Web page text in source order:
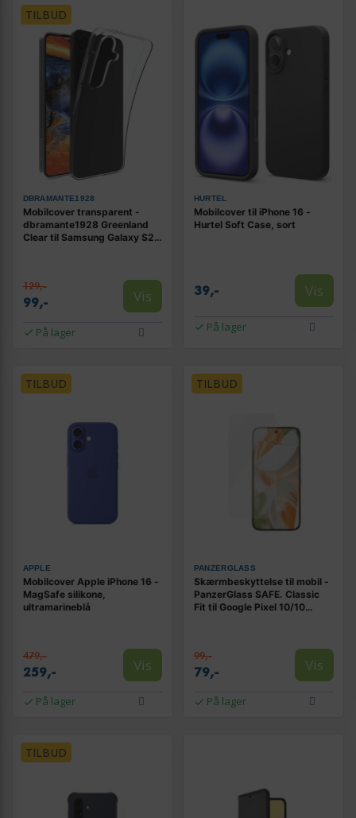
TILBUD
DBRAMANTE1928
Mobilcover transparent -
dbramante1928 Greenland
Clear til Samsung Galaxy S24
129,-
99,- Vis
På lager
HURTEL
Mobilcover til iPhone 16 -
Hurtel Soft Case, sort
39,- Vis
På lager
TILBUD
APPLE
Mobilcover Apple iPhone 16 -
MagSafe silikone,
ultramarineblå
479,-
259,- Vis
På lager
TILBUD
PANZERGLASS
Skærmbeskyttelse til mobil -
PanzerGlass SAFE. Classic
Fit til Google Pixel 10/10
99,-
79,- Vis
På lager
TILBUD